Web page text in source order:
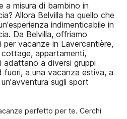
a misura di bambino in
Allora Belvilla ha quello che
indimenticabile in
Da Belvilla, offriamo
per vacanze in Lavercantière,
appartamenti,
a diversi gruppi
fuori, a una vacanza estiva, a
sugli sport
perfetto per te. Cerchi